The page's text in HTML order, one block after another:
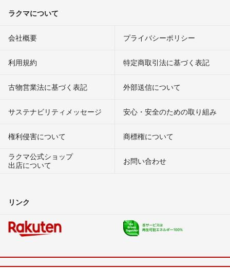
ラクマについて
会社概要 プライバシーポリシー
利用規約 特定商取引法に基づく表記
古物営業法に基づく表記 外部送信について
サステナビリティメッセージ 安心・安全のための取り組み
権利侵害について
商標権について
ラクマ公式ショップ
出店について
お問い合わせ
リンク